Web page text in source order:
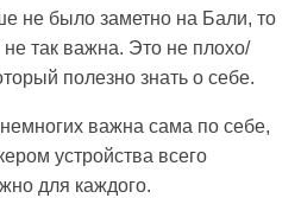
не было заметно на Бали, то
не так важна. Это не плохо/
полезно знать о себе.
важна сама по себе,
устройства всего
для каждого.